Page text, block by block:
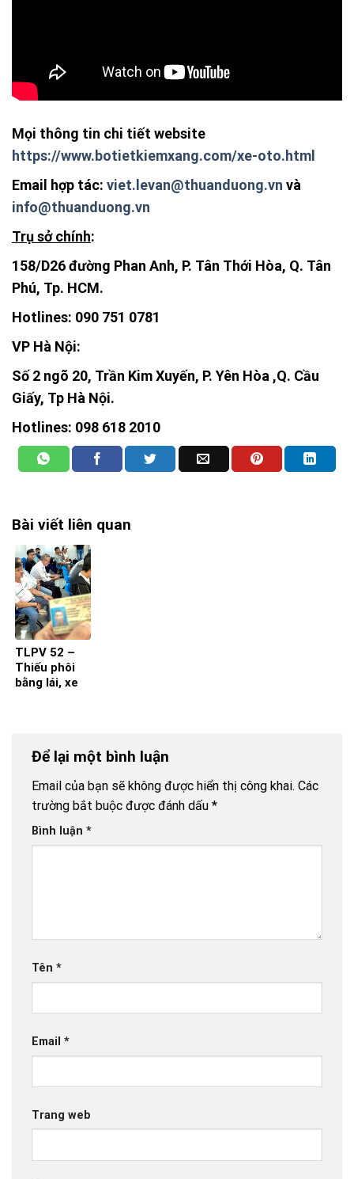
Mọi thông tin chi tiết website
https://www.botietkiemxang.com/xe-oto.html
Email hợp tác: viet.levan@thuanduong.vn và
info@thuanduong.vn
Trụ sở chính:
158/D26 đường Phan Anh, P. Tân Thới Hòa, Q. Tân
Phú, Tp. HCM.
Hotlines: 090 751 0781
VP Hà Nội:
Số 2 ngõ 20, Trần Kim Xuyến, P. Yên Hòa ,Q. Cầu
Giấy, Tp Hà Nội.
Hotlines: 098 618 2010
Bài viết liên quan
TLPV 52 –
Thiếu phôi
bằng lái, xe
Để lại một bình luận
Email của bạn sẽ không được hiển thị công khai. Các
trường bắt buộc được đánh dấu *
Bình luận *
Tên *
Email *
Trang web